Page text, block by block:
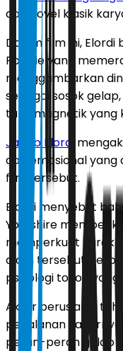
dari novel klasik
Dalam film ini,
Robbie yang
menggambarkan
sebagai sosok
tarik magnetik yang
Jacob Elordi
dan emosional yang
film tersebut.
Elordi menyebut
Yorkshire
memperkuat
alam tersebut
psikologi tokoh yang
Aktor berusia 28
perjalanan
peran-peran gelap